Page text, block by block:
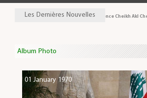
Les Dernières NouvellesSon Eminence Cheikh Akl
Album Photo
01 January 1970